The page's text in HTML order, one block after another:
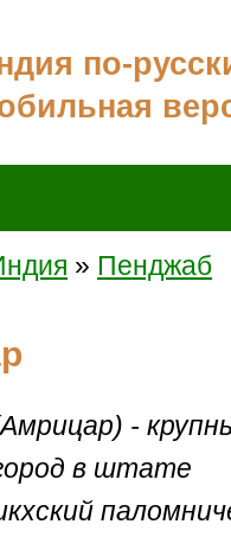
по-
» Пенджаб
-
в штате